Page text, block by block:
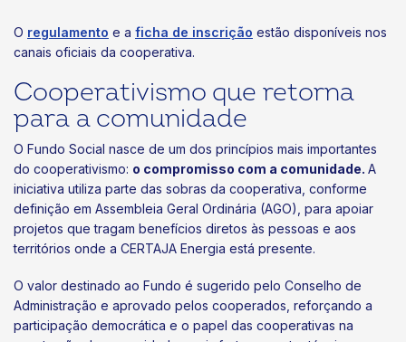
O regulamento e a ficha de inscrição estão disponíveis nos
canais oficiais da cooperativa.
Cooperativismo que retorna
para a comunidade
O Fundo Social nasce de um dos princípios mais importantes
do cooperativismo: o compromisso com a comunidade. A
iniciativa utiliza parte das sobras da cooperativa, conforme
definição em Assembleia Geral Ordinária (AGO), para apoiar
projetos que tragam benefícios diretos às pessoas e aos
territórios onde a CERTAJA Energia está presente.
O valor destinado ao Fundo é sugerido pelo Conselho de
Administração e aprovado pelos cooperados, reforçando a
participação democrática e o papel das cooperativas na